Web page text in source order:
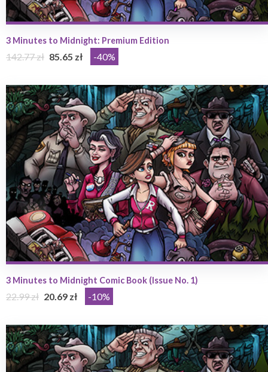
3 Minutes to Midnight: Premium Edition
142.77 zł 85.65 zł -40%
3 Minutes to Midnight Comic Book (Issue No. 1)
22.99 zł 20.69 zł -10%